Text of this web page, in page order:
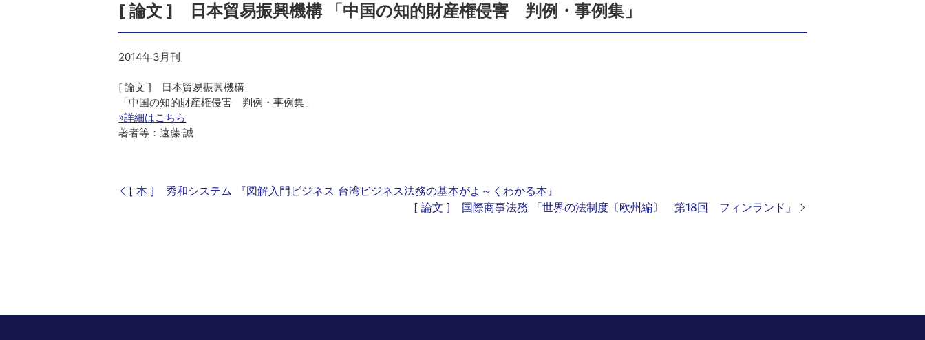
[ 論文 ] 日本貿易振興機構 「中国の知的財産権侵害 判例・事例集」
2014年3月刊
[ 論文 ] 日本貿易振興機構
「中国の知的財産権侵害 判例・事例集」
»詳細はこちら
著者等：遠藤 誠
[ 本 ] 秀和システム 『図解入門ビジネス 台湾ビジネス法務の基本がよ～くわかる本』
[ 論文 ] 国際商事法務 「世界の法制度〔欧州編〕 第18回 フィンランド」